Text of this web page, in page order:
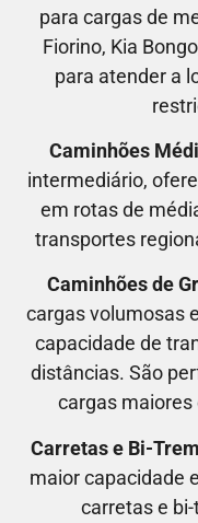
para cargas de
Fiorino, Kia
para atender a
Caminhões
intermediário,
em rotas de
transportes
Caminhões de
cargas volumosas
capacidade de
distâncias. São
cargas
Carretas e Bi-Trem
maior capacidade
carretas e